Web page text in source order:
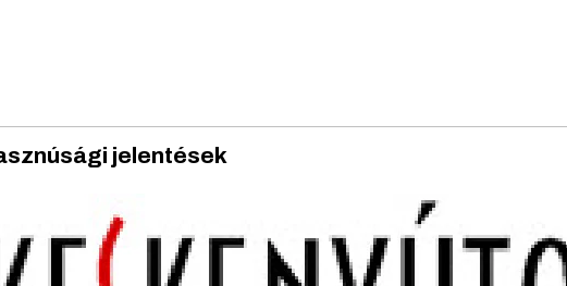
jelentések